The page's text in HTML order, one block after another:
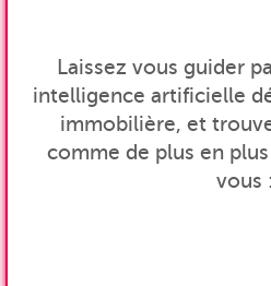
Laissez vous guider
intelligence artificielle
immobilière, et
comme de plus en
vous :